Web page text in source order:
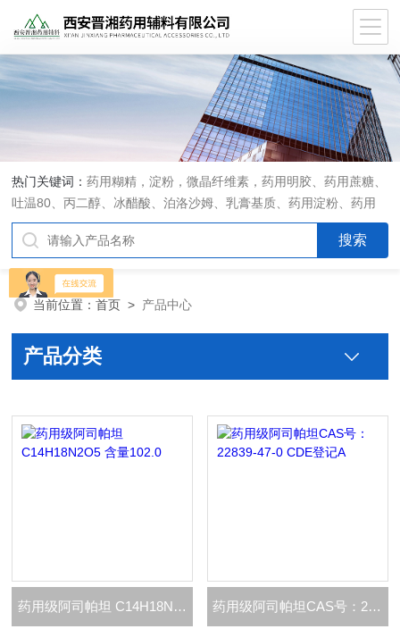
热门关键词：药用糊精，淀粉，微晶纤维素，药用明胶、药用蔗糖、
吐温80、丙二醇、冰醋酸、泊洛沙姆、乳膏基质、药用淀粉、药用
糊精、硬脂酸镁、聚丙烯酸树脂系列、羧甲基淀粉钠、羧甲基纤维素
钠、可溶性淀粉、甘露醇、羟丙纤维素、羟丙基甲基纤维素、乳糖、
交联聚维酮、交联羧甲基纤维素钠、聚乙二醇（PEG）系列、二氧化
硅、聚乙烯吡咯烷酮、十八醇、十六醇、预交化淀粉、微晶纤维素、
甲基纤维素、乙基纤维素，三氯蔗糖，麝香草酚，药用蜂蜜，
当前位置：首页 > 产品中心
产品分类
药用级阿司帕坦 C14H18N2O5 含量102.0 药用级阿司帕坦CAS号：22839-47-0 CDE登记A